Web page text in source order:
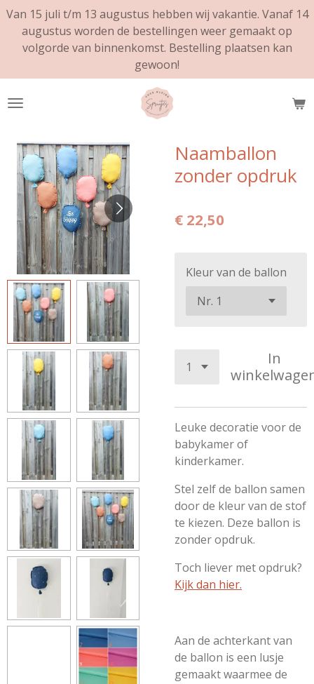
Ga
direct
naar
hoofdinhoud
Van 15 juli t/m 13 augustus hebben wij vakantie. Vanaf 14
augustus worden de bestellingen weer gemaakt op
volgorde van binnenkomst. Bestelling plaatsen kan
gewoon!
Naamballon
zonder opdruk
€ 22,50
Kleur van de ballon
In
Leuke decoratie voor de
babykamer of
kinderkamer.
Stel zelf de ballon samen
door de kleur van de stof
te kiezen. Deze ballon is
zonder opdruk.
Toch liever met opdruk?
Kijk dan hier.
Aan de achterkant van
de ballon is een lusje
gemaakt waarmee de